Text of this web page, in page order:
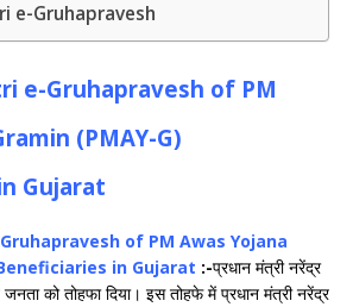
e-Gruhapravesh
e-Gruhapravesh of PM
(PMAY-G)
Gujarat
of PM Awas Yojana
in Gujarat :-प्रधान मंत्री नरेंद्र
जनता को तोहफा दिया। इस तोहफे में प्रधान मंत्री नरेंद्र